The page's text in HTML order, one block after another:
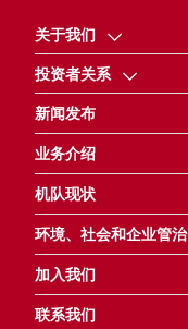
关于我们
投资者关系
新闻发布
业务介绍
机队现状
环境、社会和企业管治
加入我们
联系我们